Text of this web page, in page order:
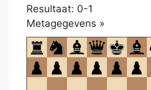
Resultaat: 0-1
Metagegevens »
om
te
openen.